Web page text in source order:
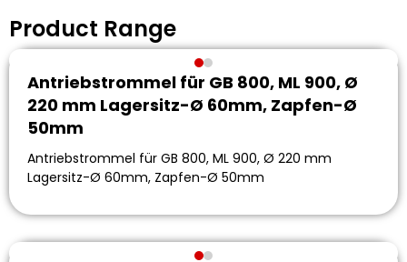
Product Range
Antriebstrommel für GB 800, ML 900, Ø
220 mm Lagersitz-Ø 60mm, Zapfen-Ø
50mm
Antriebstrommel für GB 800, ML 900, Ø 220 mm
Lagersitz-Ø 60mm, Zapfen-Ø 50mm